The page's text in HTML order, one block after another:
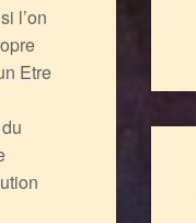
l’on
Etre